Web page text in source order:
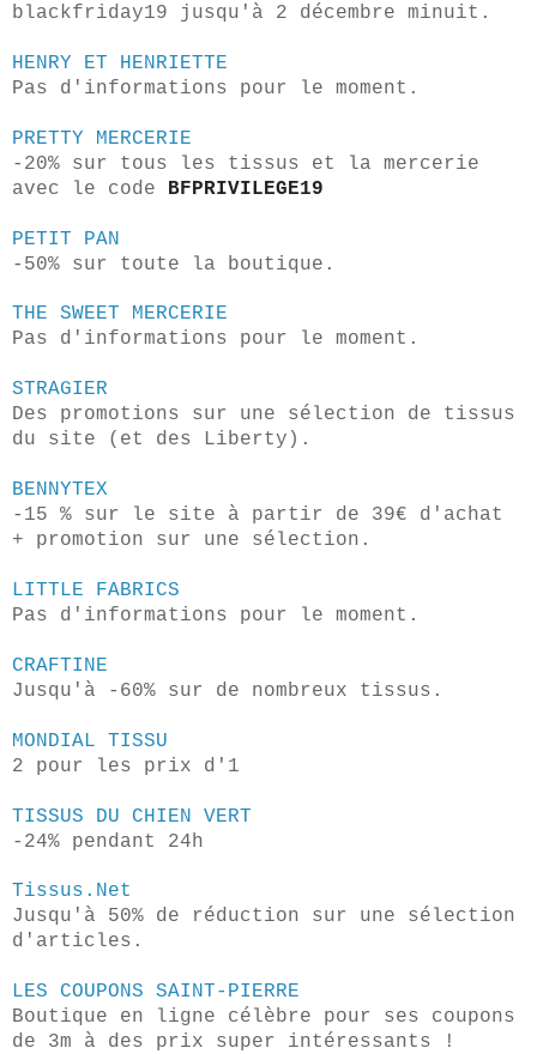
blackfriday19 jusqu'à 2 décembre minuit.
HENRY ET HENRIETTE
Pas d'informations pour le moment.
PRETTY MERCERIE
-20% sur tous les tissus et la mercerie
avec le code BFPRIVILEGE19
PETIT PAN
-50% sur toute la boutique.
THE SWEET MERCERIE
Pas d'informations pour le moment.
STRAGIER
Des promotions sur une sélection de tissus
du site (et des Liberty).
BENNYTEX
-15 % sur le site à partir de 39€ d'achat
+ promotion sur une sélection.
LITTLE FABRICS
Pas d'informations pour le moment.
CRAFTINE
Jusqu'à -60% sur de nombreux tissus.
MONDIAL TISSU
2 pour les prix d'1
TISSUS DU CHIEN VERT
-24% pendant 24h
Tissus.Net
Jusqu'à 50% de réduction sur une sélection
d'articles.
LES COUPONS SAINT-PIERRE
Boutique en ligne célèbre pour ses coupons
de 3m à des prix super intéressants !